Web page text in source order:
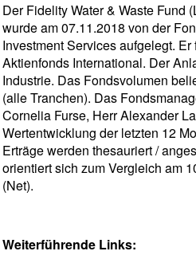
Der Fidelity Water & Waste Fund
wurde am 07.11.2018 von der
Investment Services aufgelegt.
Aktienfonds International. Der
Industrie. Das Fondsvolumen
(alle Tranchen). Das
Cornelia Furse, Herr Alexander
Wertentwicklung der letzten 12
Erträge werden thesauriert /
orientiert sich zum Vergleich am
(Net).
Weiterführende Links: